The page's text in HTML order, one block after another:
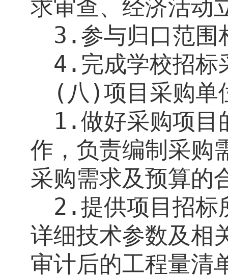
求审查、经济活动
3. 参与归口范围
4. 完成学校招标
( 八 )项目采购单
1.做好采购项目
作，负责编制采购
采购需求及预算的
2.提供项目招标
详细技术参数及相
审计后的工程量清